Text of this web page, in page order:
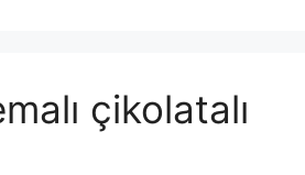
çikolatalı